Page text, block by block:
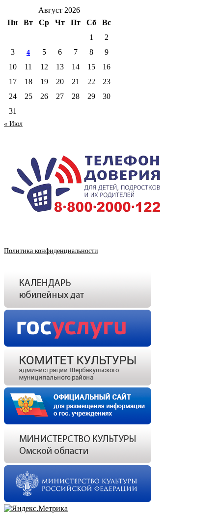
Август 2026
Пн
Вт Ср Чт Пт Сб
Вс
1
2
3
4 5 6 7 8
9
10
11 12 13 14 15
16
17
18 19 20 21 22
23
24
25 26 27 28 29
30
31
« Июл
Политика конфиденциальности